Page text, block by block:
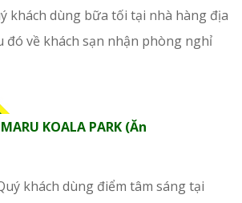
khách dùng bữa tối tại nhà hàng địa
đó về khách sạn nhận phòng nghỉ
KOALA PARK (Ăn
khách dùng điểm tâm sáng tại